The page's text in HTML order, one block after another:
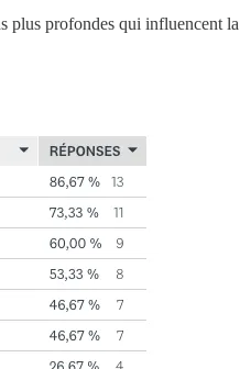
profondes qui influencent